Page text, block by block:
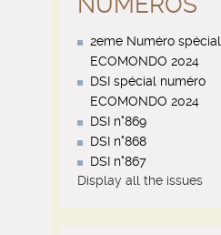
2eme Numéro spécial
ECOMONDO 2024
DSI spécial numéro
ECOMONDO 2024
DSI n°869
DSI n°868
DSI n°867
Display all the issues